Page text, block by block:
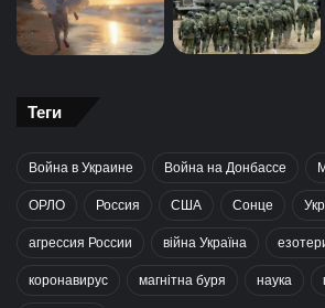
Теги
Война в Украине Война на Донбассе
ОРЛО Россия США Сонце
агрессия России війна Україна
коронавирус магнітна буря наука